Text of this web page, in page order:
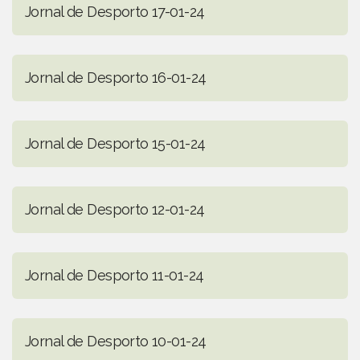
Jornal de Desporto 17-01-24
Jornal de Desporto 16-01-24
Jornal de Desporto 15-01-24
Jornal de Desporto 12-01-24
Jornal de Desporto 11-01-24
Jornal de Desporto 10-01-24